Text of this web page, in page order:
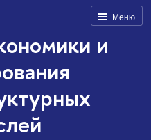
Меню
и